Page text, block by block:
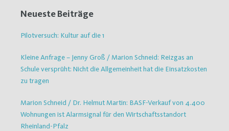
Neueste Beiträge
Pilotversuch: Kultur auf die 1
Kleine Anfrage – Jenny Groß / Marion Schneid: Reizgas an
Schule versprüht: Nicht die Allgemeinheit hat die Einsatzkosten
zu tragen
Marion Schneid / Dr. Helmut Martin: BASF-Verkauf von 4.400
Wohnungen ist Alarmsignal für den Wirtschaftsstandort
Rheinland-Pfalz